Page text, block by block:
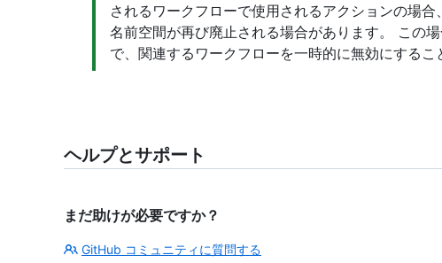
されるワークフローで使用されるアクションの場
名前空間が再び廃止される場合があります。 この
で、関連するワークフローを一時的に無効にするこ
ヘルプとサポート
まだ助けが必要ですか？
GitHub コミュニティに質問する